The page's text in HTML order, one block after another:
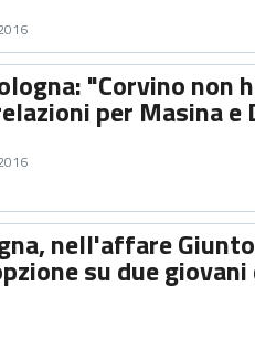
"Corvino non
per Masina e
nell'affare
su due